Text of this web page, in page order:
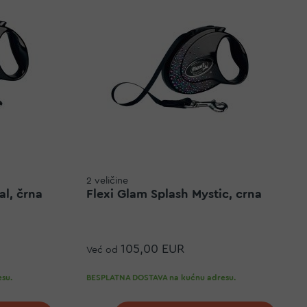
črna
2 veličine
Flexi Glam Splash Mystic, crna
Već od 105,00 EUR
BESPLATNA DOSTAVA na kućnu adresu.